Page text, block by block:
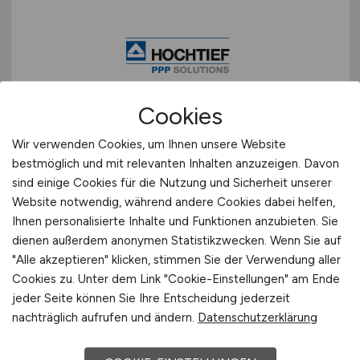
Senior Controller(m/w/d)
HOCHTIEF PPP Solutions GmbH
12.07.2026
Essen
Cookies
Wir verwenden Cookies, um Ihnen unsere Website
bestmöglich und mit relevanten Inhalten anzuzeigen. Davon
sind einige Cookies für die Nutzung und Sicherheit unserer
Website notwendig, während andere Cookies dabei helfen,
Ihnen personalisierte Inhalte und Funktionen anzubieten. Sie
dienen außerdem anonymen Statistikzwecken. Wenn Sie auf
"Alle akzeptieren" klicken, stimmen Sie der Verwendung aller
Cookies zu. Unter dem Link "Cookie-Einstellungen" am Ende
jeder Seite können Sie Ihre Entscheidung jederzeit
nachträglich aufrufen und ändern. Datenschutzerklärung